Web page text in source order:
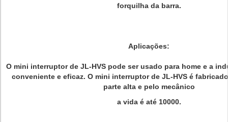
forquilha da barra.
Aplicações:
O mini interruptor de JL-HVS pode ser usado para home e a
conveniente e eficaz. O mini interruptor de JL-HVS é
parte alta e pelo mecânico
a vida é até 10000.